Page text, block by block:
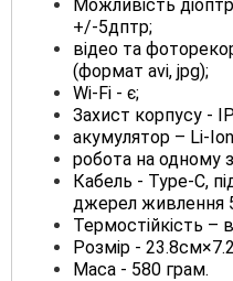
Можливість
+/-5дптр;
відео та
(формат avi, jpg);
Wi-Fi - є;
Захист корпусу -
акумулятор – Li-
робота на одному
Кабель - Type-C,
джерел живлення
Термостійкість –
Розмір -
Маса - 580 грам.